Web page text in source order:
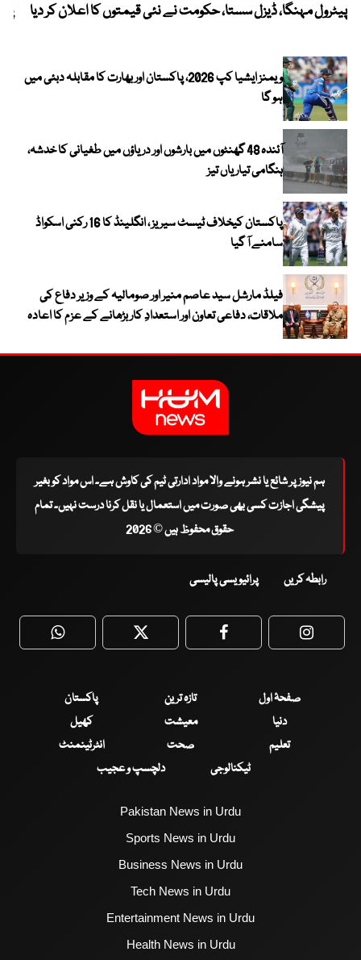
پیٹرول مہنگا، ڈیزل سستا، حکومت نے نئی قیمتوں کا اعلان کر دیا
ویمنز ایشیا کپ 2026، پاکستان اور بھارت کا مقابلہ دبئی میں
ہو گا
آئندہ 48 گھنٹوں میں بارشوں اور دریاؤں میں طغیانی کا خدشہ،
ہنگامی تیاریاں تیز
پاکستان کیخلاف ٹیسٹ سیریز ، انگلینڈ کا 16 رکنی اسکواڈ
سامنے آ گیا
فیلڈ مارشل سید عاصم منیر اور صومالیہ کے وزیر دفاع کی
ملاقات، دفاعی تعاون اور استعدادِ کار بڑھانے کے عزم کا اعادہ
ہم نیوز پر شائع یا نشر ہونے والا مواد ادارتی ٹیم کی کاوش ہے۔ اس مواد کو بغیر
پیشگی اجازت کسی بھی صورت میں استعمال یا نقل کرنا درست نہیں۔ تمام
حقوق محفوظ ہیں © 2026
رابطہ کریں پرائیویسی پالیسی
WhatsApp Twitter Facebook
صفحۂ اول تازہ ترین
پاکستان
دنیا
معیشت
کھیل
تعلیم
صحت
انٹرٹینمنٹ
ٹیکنالوجی
دلچسپ و عجیب
Pakistan News in Urdu
Sports News in Urdu
Business News in Urdu
Tech News in Urdu
Entertainment News in Urdu
Health News in Urdu